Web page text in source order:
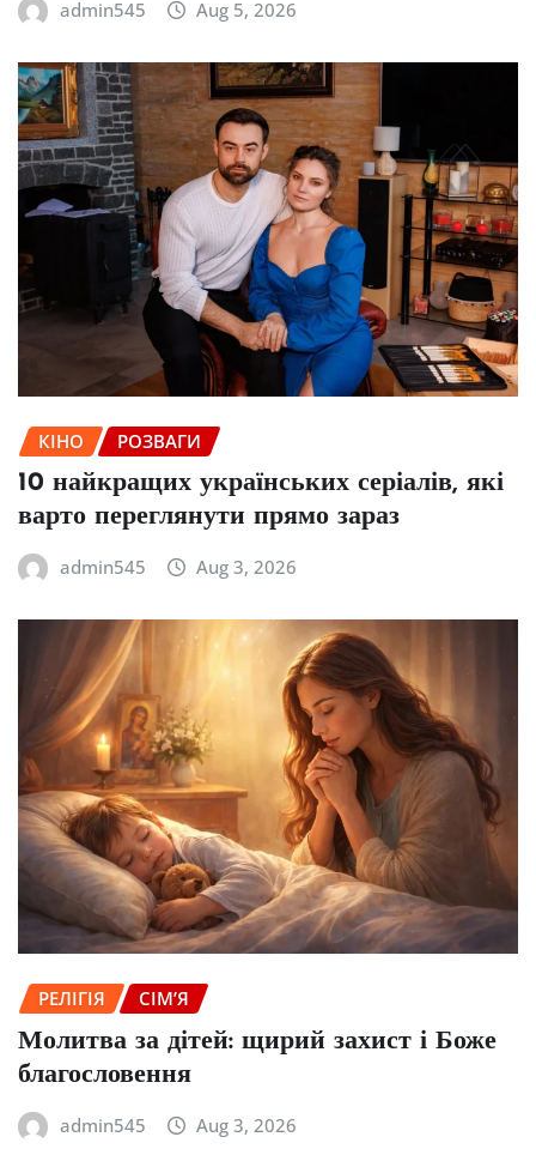
admin545 Aug 5, 2026
КІНО РОЗВАГИ
10 найкращих українських серіалів, які
варто переглянути прямо зараз
admin545 Aug 3, 2026
РЕЛІГІЯ СІМ’Я
Молитва за дітей: щирий захист і Боже
благословення
admin545 Aug 3, 2026